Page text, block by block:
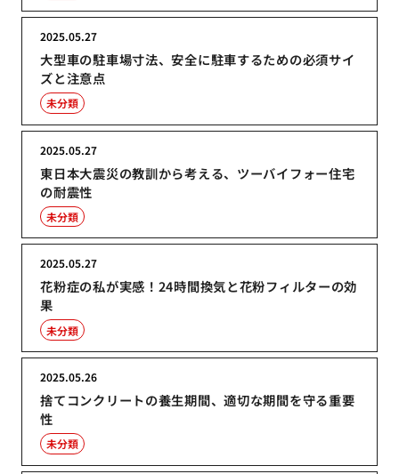
大型車の駐車場寸法、安全に駐車するための必須サイ
ズと注意点
2025.05.27
未分類
東日本大震災の教訓から考える、ツーバイフォー住宅
の耐震性
2025.05.27
未分類
花粉症の私が実感！24時間換気と花粉フィルターの効
果
2025.05.27
未分類
捨てコンクリートの養生期間、適切な期間を守る重要
性
2025.05.26
未分類